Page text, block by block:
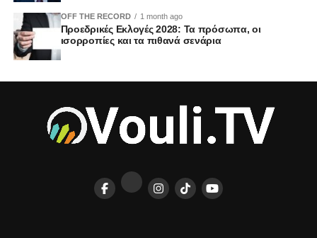
OFF THE RECORD 1 month ago
Προεδρικές Εκλογές 2028: Τα πρόσωπα, οι
ισορροπίες και τα πιθανά σενάρια